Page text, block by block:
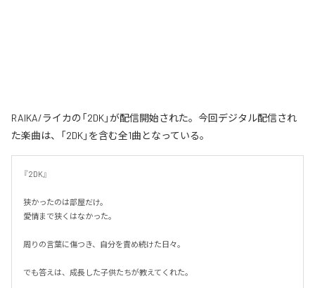
RAIKA/ライカの「2DK」が配信開始された。今回デジタル配信され
た楽曲は、「2DK」を含む全1曲となっている。
『2DK』
狭かったのは部屋だけ。
愛情まで狭くはなかった。
周りの言葉に傷つき、自分を責め続けた日々。
でも答えは、成長した子供たちが教えてくれた。